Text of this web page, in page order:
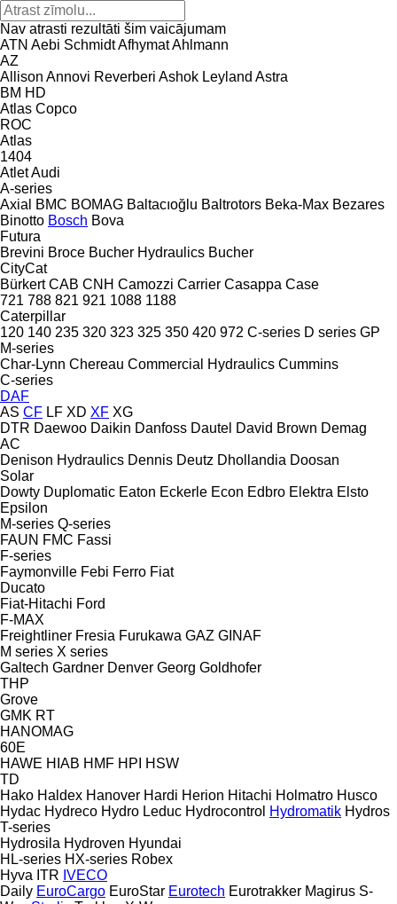
Nav atrasti rezultāti šim vaicājumam
ATN Aebi SchmidtAfhymatAhlmann
AZ
Allison Annovi Reverberi Ashok Leyland Astra
BM HD
Atlas Copco
ROC
Atlas
1404
AtletAudi
A-series
Axial
BMC BOMAG Baltacıoğlu Baltrotors Beka-Max Bezares
Binotto Bosch Bova
Futura
Brevini Broce Bucher Hydraulics Bucher
CityCat
Bürkert CAB CNH Camozzi Carrier Casappa Case
721 788 821 921 1088 1188
Caterpillar
120 140 235 320 323 325 350 420 972 C-series D series GP
M-series
Char-Lynn Chereau Commercial Hydraulics Cummins
C-series
DAF
AS CF LF XD XF XG
DTR Daewoo Daikin Danfoss Dautel David Brown Demag
AC
Denison Hydraulics Dennis Deutz Dhollandia Doosan
Solar
Dowty Duplomatic Eaton Eckerle Econ Edbro Elektra Elsto
Epsilon
M-series Q-series
FAUN FMC Fassi
F-series
Faymonville Febi Ferro Fiat
Ducato
Fiat-Hitachi Ford
F-MAX
Freightliner Fresia Furukawa GAZ GINAF
M series X series
Galtech Gardner Denver Georg Goldhofer
THP
Grove
GMK RT
HANOMAG
60E
HAWE HIAB HMF HPI
HSW
TD
Hako Haldex Hanover Hardi Herion Hitachi Holmatro Husco
Hydac Hydreco Hydro Leduc Hydrocontrol Hydromatik Hydros
T-series
Hydrosila Hydroven Hyundai
HL-series HX-series Robex
Hyva ITR IVECO
Daily EuroCargo EuroStar Eurotech Eurotrakker Magirus S-